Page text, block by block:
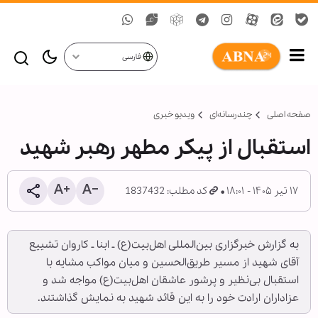
فارسی
صفحه اصلی چندرسانه‌ای ویدیو خبری
استقبال از پیکر مطهر رهبر شهید
۱۷ تیر ۱۴۰۵ - ۱۸:۰۱ کد مطلب: 1837432
به گزارش خبرگزاری بین‌المللی اهل‌بیت(ع) ـ ابنا ـ کاروان تشییع
آقای شهید از مسیر طریق‌الحسین و میان مواکب مشایه با
استقبال بی‌نظیر و پرشور عاشقان اهل‌بیت(ع) مواجه شد و
عزاداران ارادت خود را به این قائد شهید به نمایش گذاشتند.